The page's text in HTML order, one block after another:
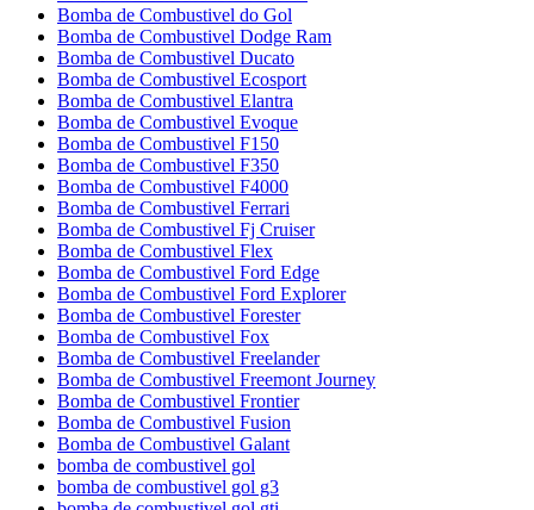
Bomba de Combustivel do Gol
Bomba de Combustivel Dodge Ram
Bomba de Combustivel Ducato
Bomba de Combustivel Ecosport
Bomba de Combustivel Elantra
Bomba de Combustivel Evoque
Bomba de Combustivel F150
Bomba de Combustivel F350
Bomba de Combustivel F4000
Bomba de Combustivel Ferrari
Bomba de Combustivel Fj Cruiser
Bomba de Combustivel Flex
Bomba de Combustivel Ford Edge
Bomba de Combustivel Ford Explorer
Bomba de Combustivel Forester
Bomba de Combustivel Fox
Bomba de Combustivel Freelander
Bomba de Combustivel Freemont Journey
Bomba de Combustivel Frontier
Bomba de Combustivel Fusion
Bomba de Combustivel Galant
bomba de combustivel gol
bomba de combustivel gol g3